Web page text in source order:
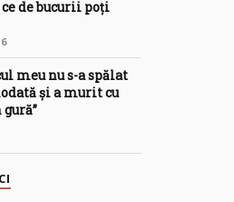
de bucurii poți
meu nu s-a spălat
și a murit cu